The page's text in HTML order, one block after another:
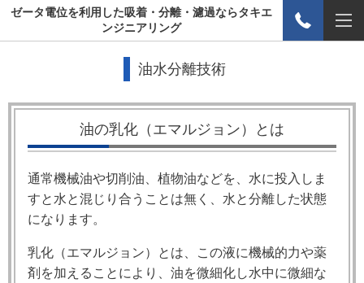
ゼータ電位を利用した吸着・分離・濾過ならタキエ
ンジニアリング
油水分離技術
油の乳化（エマルジョン）とは
通常機械油や切削油、植物油などを、水に投入しま
すと水と混じり合うことは無く、水と分離した状態
になります。
乳化（エマルジョン）とは、この液に機械的力や薬
剤を加えることにより、油を微細化し水中に微細な